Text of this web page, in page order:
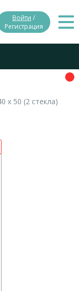
Войти /
Регистрация
х 50 (2 стекла)